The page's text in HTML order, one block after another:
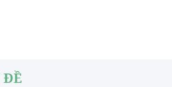
ĐỀ